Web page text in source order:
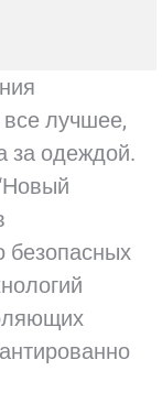
все лучшее,
за одеждой.
безопасных